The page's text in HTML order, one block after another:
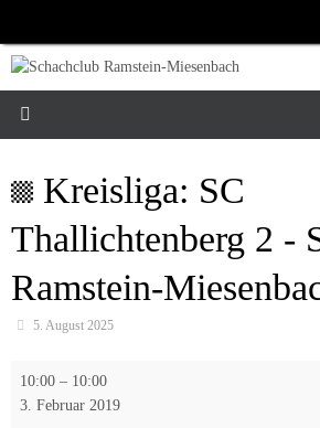
springen
Kreisliga: SC
Thallichtenberg 2 -
Ramstein-
5. August 2025
Kreisliga:
SC
10:00 – 10:00
3. Februar 2019